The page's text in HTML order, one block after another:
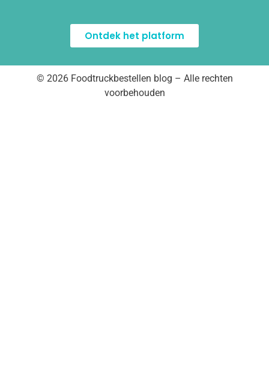
Ontdek het platform
© 2026 Foodtruckbestellen blog – Alle rechten
voorbehouden